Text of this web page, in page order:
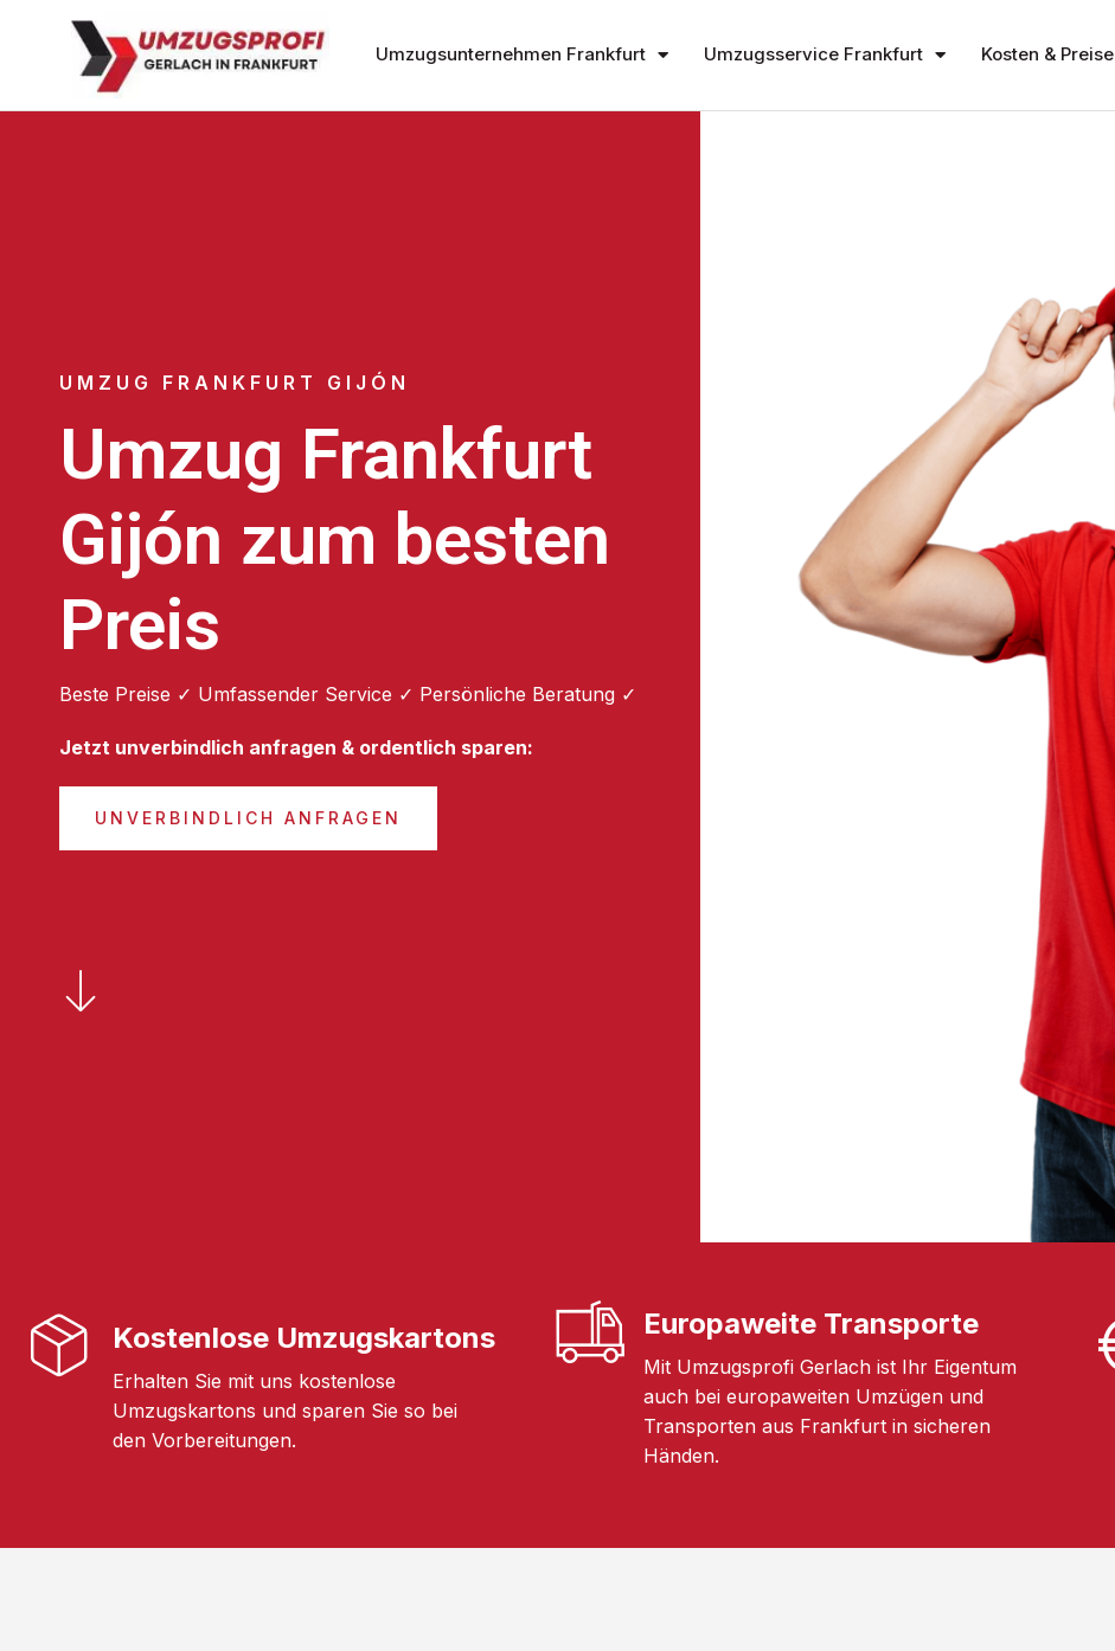
Umzugsunternehmen Frankfurt Umzugsservice Frankfurt Kosten & Preise
UMZUG FRANKFURT GIJÓN
Umzug Frankfurt
Gijón zum besten
Preis
Beste Preise ✓ Umfassender Service ✓ Persönliche Beratung ✓
Jetzt unverbindlich anfragen & ordentlich sparen:
UNVERBINDLICH ANFRAGEN
Kostenlose Umzugskartons
Erhalten Sie mit uns kostenlose
Umzugskartons und sparen Sie so bei
den Vorbereitungen.
Europaweite Transporte
Mit Umzugsprofi Gerlach ist Ihr Eigentum
auch bei europaweiten Umzügen und
Transporten aus Frankfurt in sicheren
Händen.